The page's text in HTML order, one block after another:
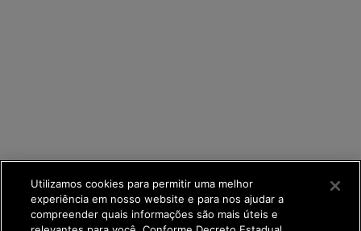
Utilizamos cookies para permitir uma melhor
experiência em nosso website e para nos ajudar a
compreender quais informações são mais úteis e